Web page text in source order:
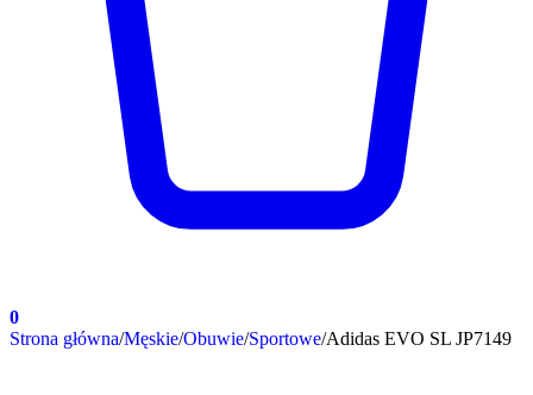
0
Strona główna/Męskie/Obuwie/Sportowe/Adidas EVO SL JP7149